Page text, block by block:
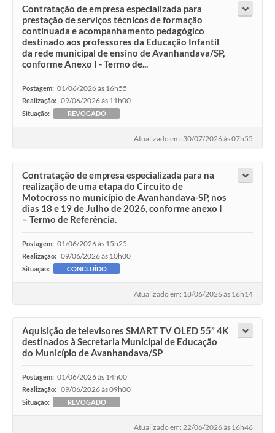
Contratação de empresa especializada para
prestação de serviços técnicos de formação
continuada e acompanhamento pedagógico
destinado aos professores da Educação Infantil
da rede municipal de ensino de Avanhandava/SP,
conforme Anexo I - Termo de...
Postagem: 01/06/2026 às 16h55
Realização: 09/06/2026 às 11h00
Situação: REVOGADO
Atualizado em: 30/07/2026 às 07h55
Contratação de empresa especializada para na
realização de uma etapa do Circuito de
Motocross no município de Avanhandava-SP, nos
dias 18 e 19 de Julho de 2026, conforme anexo I
– Termo de Referência.
Postagem: 01/06/2026 às 15h25
Realização: 09/06/2026 às 10h00
Situação: CONCLUÍDO
Atualizado em: 18/06/2026 às 16h14
Aquisição de televisores SMART TV OLED 55” 4K
destinados à Secretaria Municipal de Educação
do Município de Avanhandava/SP
Postagem: 01/06/2026 às 14h00
Realização: 09/06/2026 às 09h00
Situação: REVOGADO
Atualizado em: 22/06/2026 às 16h46